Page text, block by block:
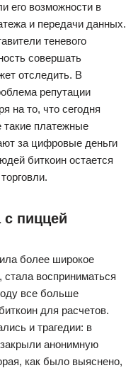
его возможности в
и передачи данных.
теневого
совершать
отследить. В
репутации
на то, что сегодня
такие платежные
за цифровые деньги
биткоин остается
пиццей
более широкое
восприниматься
все больше
для расчетов.
и трагедии: в
анонимную
как было выяснено,